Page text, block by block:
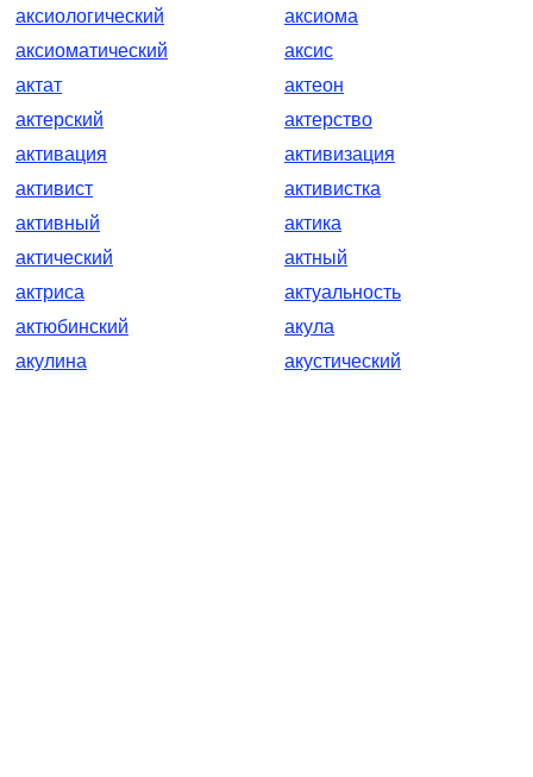
аксиологический
аксиома
аксиоматический
аксис
актат
актеон
актерский
актерство
активация
активизация
активист
активистка
активный
актика
актический
актный
актриса
актуальность
актюбинский
акула
акулина
акустический